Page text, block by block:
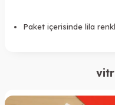
Paket içerisinde lila